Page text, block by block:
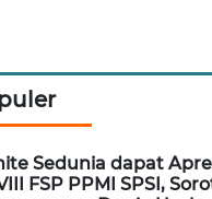
Sedunia dapat
FSP PPMI SPSI,